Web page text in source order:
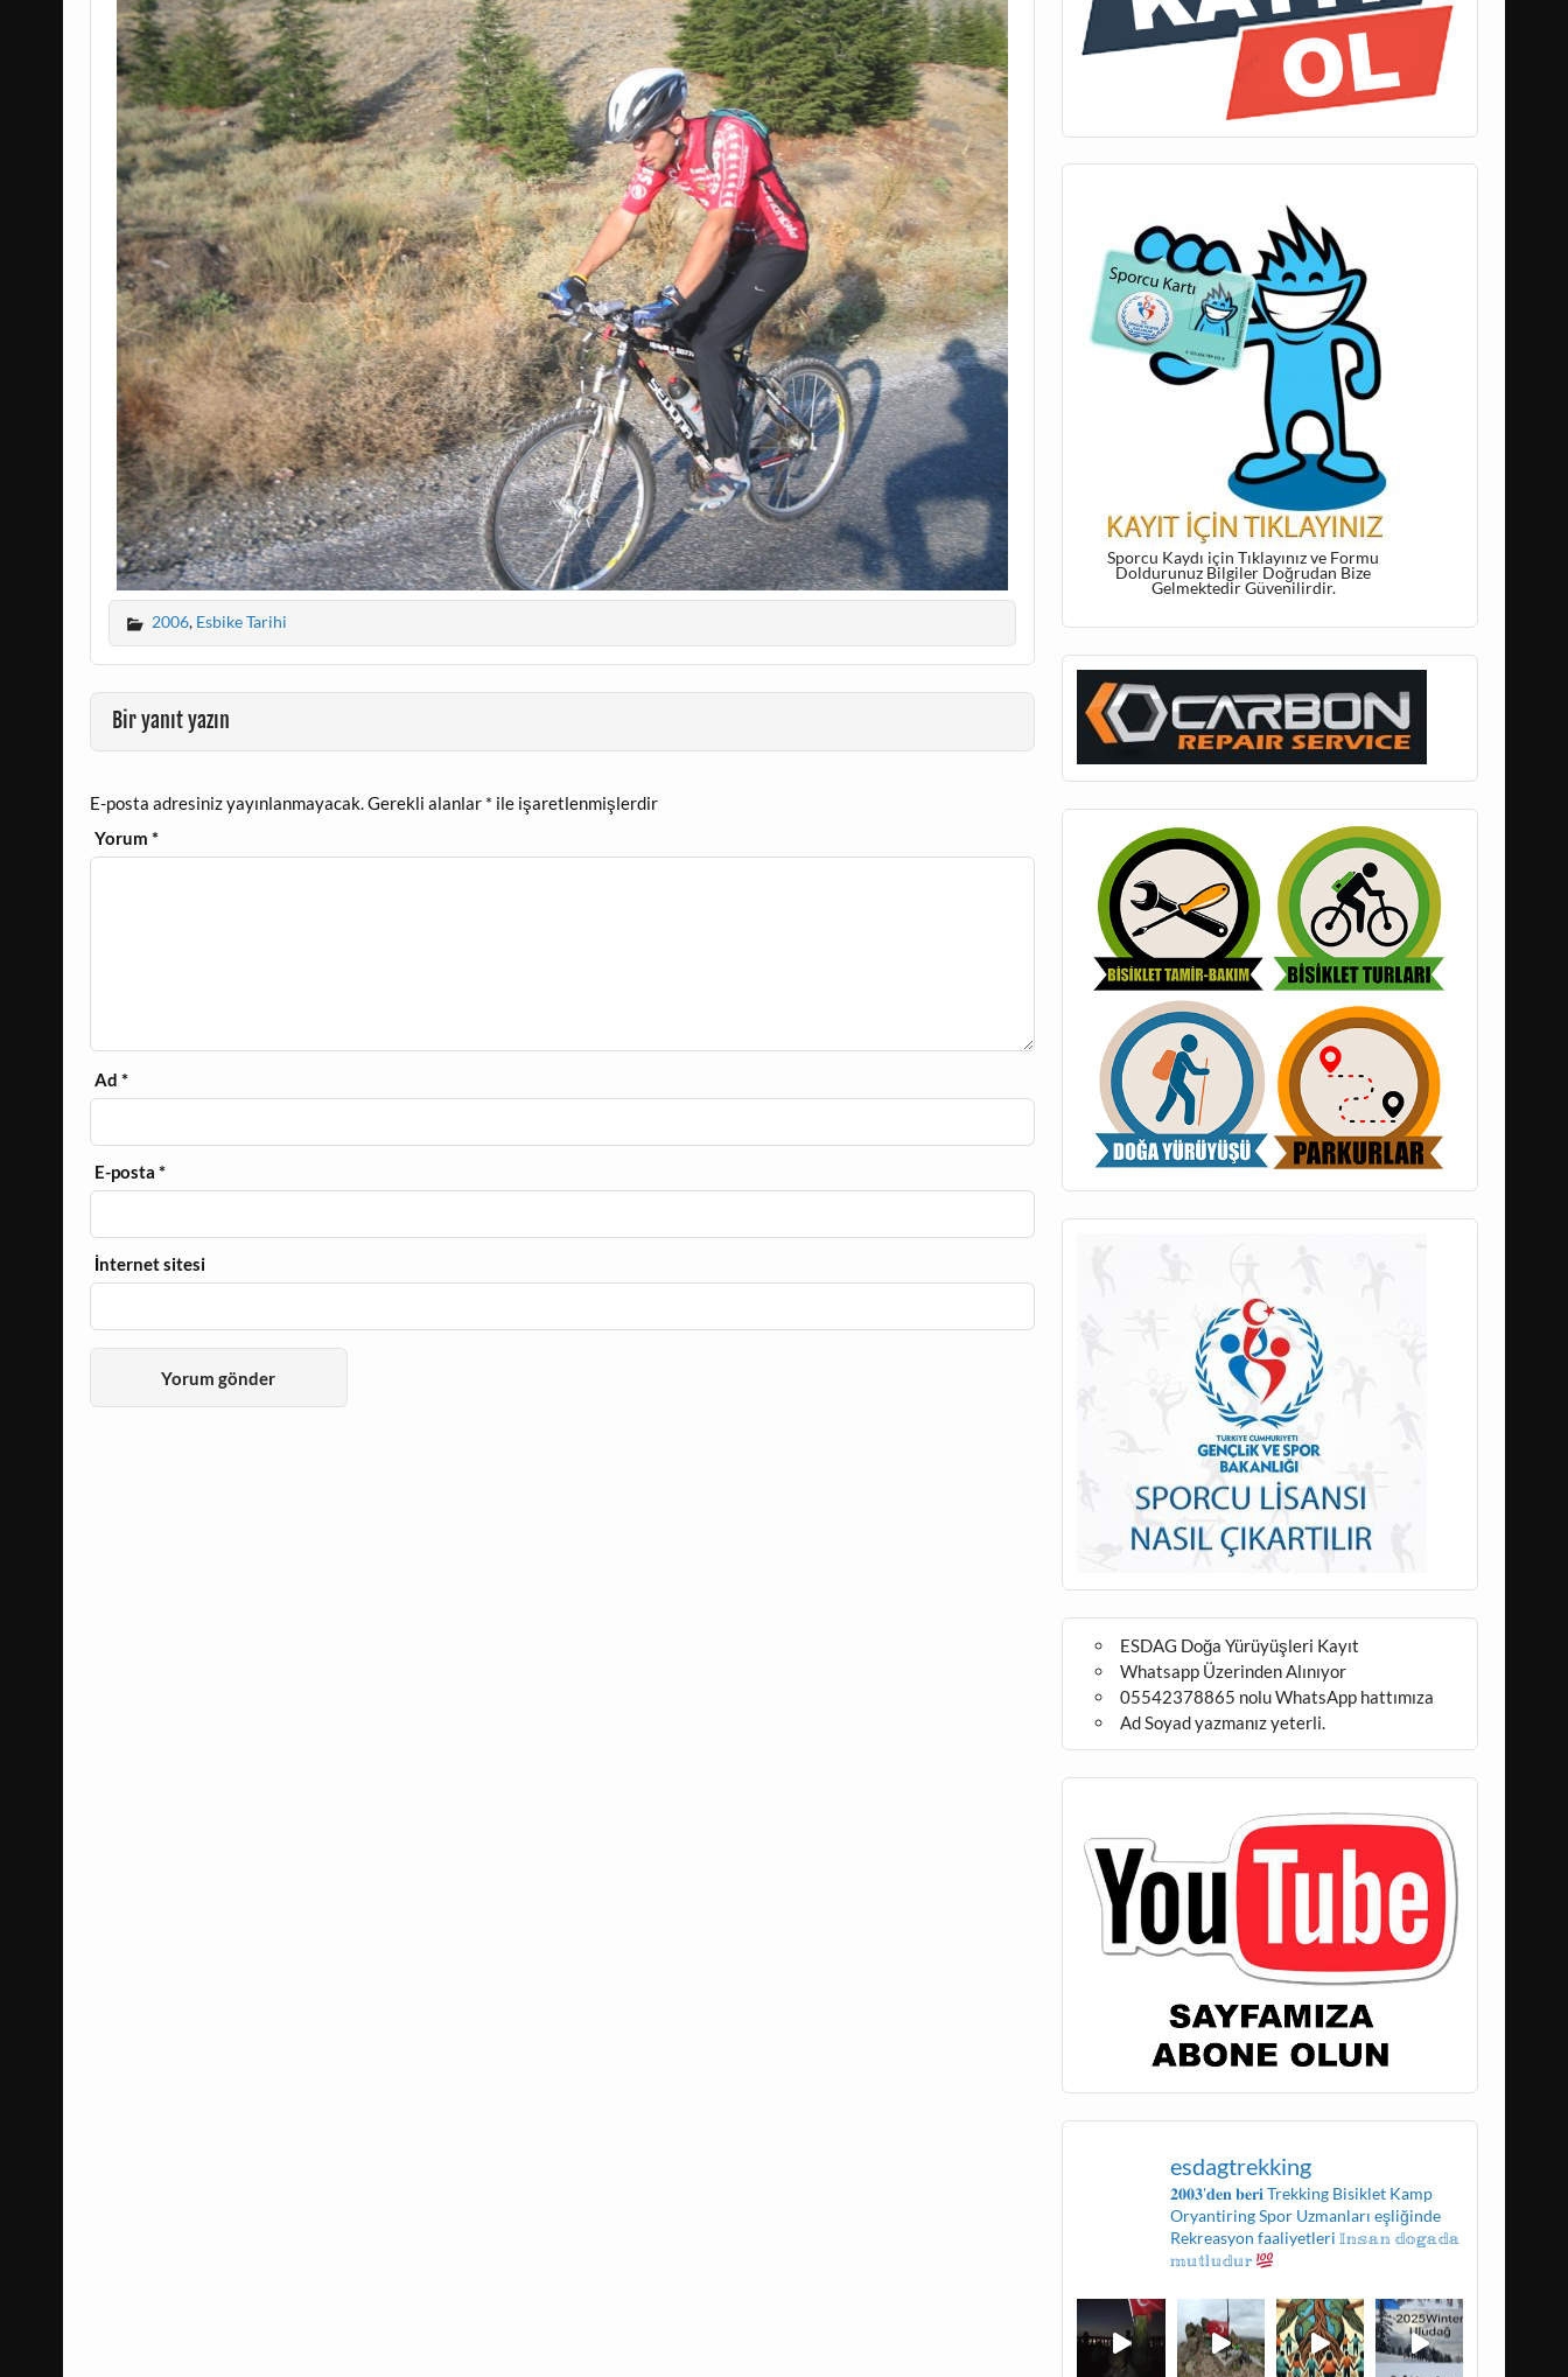
2006, Esbike Tarihi
Bir yanıt yazın
E-posta adresiniz yayınlanmayacak.Gerekli alanlar * ile işaretlenmişlerdir
Yorum*
Ad*
E-posta*
İnternet sitesi
Sporcu Kaydı için Tıklayınız ve Formu
Doldurunuz Bilgiler Doğrudan Bize
Gelmektedir Güvenilirdir.
ESDAG Doğa Yürüyüşleri Kayıt
Whatsapp Üzerinden Alınıyor
05542378865 nolu WhatsApp hattımıza
Ad Soyad yazmanız yeterli.
esdagtrekking
𝟐𝟎𝟎𝟑'𝐝𝐞𝐧 𝐛𝐞𝐫𝐢Trekking Bisiklet Kamp
OryantiringSpor Uzmanları eşliğinde
Rekreasyon faaliyetleri 𝕀𝕟𝕤𝕒𝕟 𝕕𝕠𝕘𝕒𝕕𝕒
𝕞𝕦𝕥𝕝𝕦𝕕𝕦𝕣